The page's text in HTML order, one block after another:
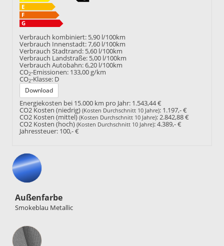
Verbrauch kombiniert: 5,90 l/100km
Verbrauch Innenstadt:7,60 l/100km
Verbrauch Stadtrand: 5,60 l/100km
Verbrauch Landstraße: 5,00 l/100km
Verbrauch Autobahn:6,20 l/100km
CO2-Emissionen: 133,00 g/km
CO2-Klasse: D
Download
Energiekosten bei 15.000 km pro Jahr: 1.543,44 €
CO2 Kosten (niedrig) (Kosten Durchschnitt 10 Jahre): 1.197,- €
CO2 Kosten (mittel) (Kosten Durchschnitt 10 Jahre):2.842,88 €
CO2 Kosten (hoch) (Kosten Durchschnitt 10 Jahre):4.389,- €
Jahressteuer: 100,- €
Außenfarbe
Smokeblau Metallic
Innenausstattung